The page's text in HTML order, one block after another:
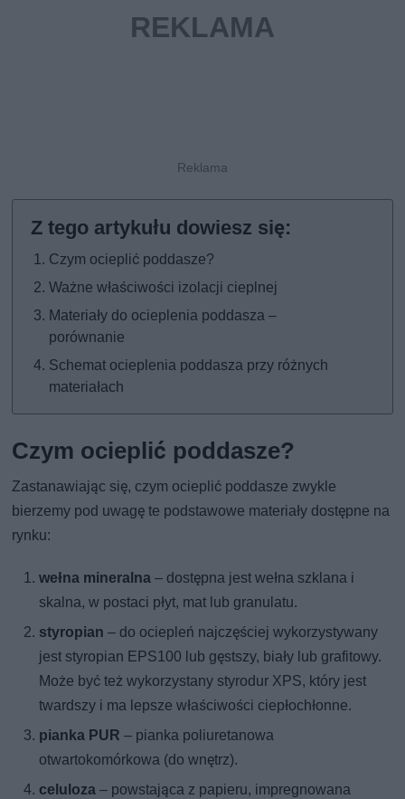
Czym ocieplić poddasze?
Ważne właściwości izolacji cieplnej
Materiały do ocieplenia poddasza –
porównanie
Schemat ocieplenia poddasza przy różnych
materiałach
Czym ocieplić poddasze?
Zastanawiając się, czym ocieplić poddasze zwykle
bierzemy pod uwagę te podstawowe materiały dostępne na
rynku:
wełna mineralna – dostępna jest wełna szklana i
skalna, w postaci płyt, mat lub granulatu.
styropian– do ociepleń najczęściej wykorzystywany
jest styropian EPS100 lub gęstszy, biały lub grafitowy.
Może być też wykorzystany styrodur XPS, który jest
twardszy i ma lepsze właściwości ciepłochłonne.
pianka PUR– pianka poliuretanowa
otwartokomórkowa (do wnętrz).
celuloza – powstająca z papieru, impregnowana